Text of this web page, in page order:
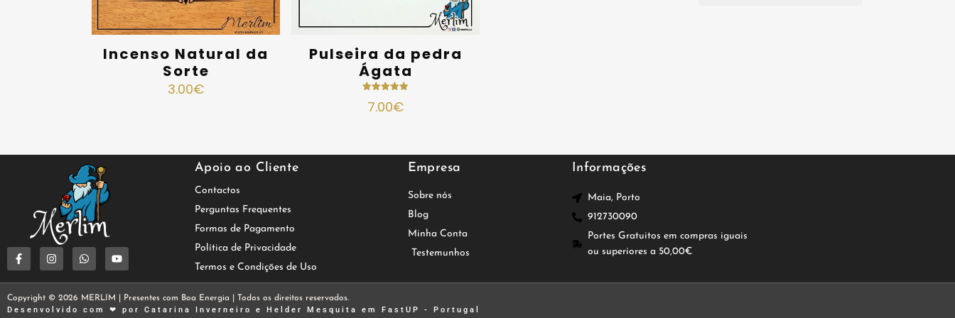
Incenso Natural da
Sorte
3.00€
Pulseira da pedra
Ágata
5.00
7.00€
Apoio ao Cliente Empresa Informações
Contactos
Perguntas Frequentes
Formas de Pagamento
Política de Privacidade
Termos e Condições de Uso
Sobre nós
Blog
Minha Conta
Testemunhos
Maia, Porto
912730090
Portes Gratuitos em compras iguais
ou superiores a 50,00€
Copyright © 2026 MERLIM | Presentes com Boa Energia | Todos os direitos reservados.
Desenvolvido com ❤ por Catarina Inverneiro e Helder Mesquita em FastUP - Portugal